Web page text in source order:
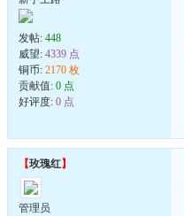
发帖: 448
威望: 4339 点
铜币: 2170 枚
贡献值: 0 点
好评度: 0 点
【玫瑰红】
管理员